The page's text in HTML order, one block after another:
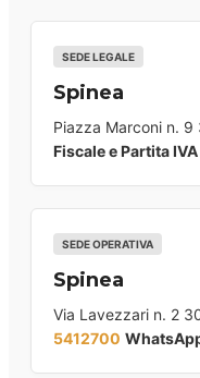
SEDE LEGALE
Spinea
Piazza Marconi n. 9
Fiscale e Partita IVA
SEDE OPERATIVA
Spinea
Via Lavezzari n. 2
5412700